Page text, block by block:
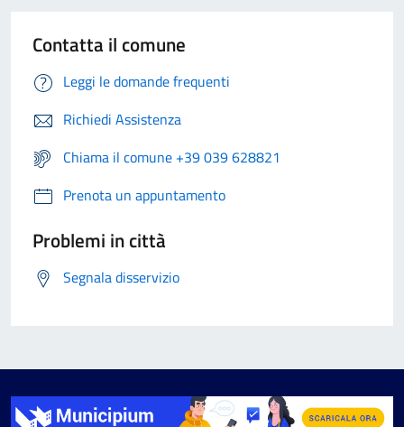
Contatta il comune
Leggi le domande frequenti
Richiedi Assistenza
Chiama il comune +39 039 628821
Prenota un appuntamento
Problemi in città
Segnala disservizio